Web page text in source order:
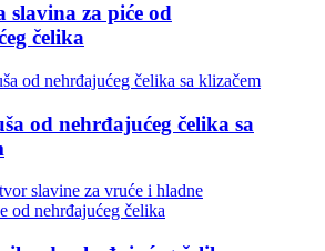
slavina za piće od
čelika
od nehrđajućeg čelika sa